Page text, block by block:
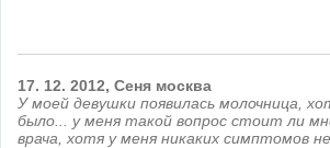
17. 12. 2012, Сеня москва
У моей девушки появилась молочница,
было... у меня такой вопрос стоит ли
врача, хотя у меня никаких симптомов